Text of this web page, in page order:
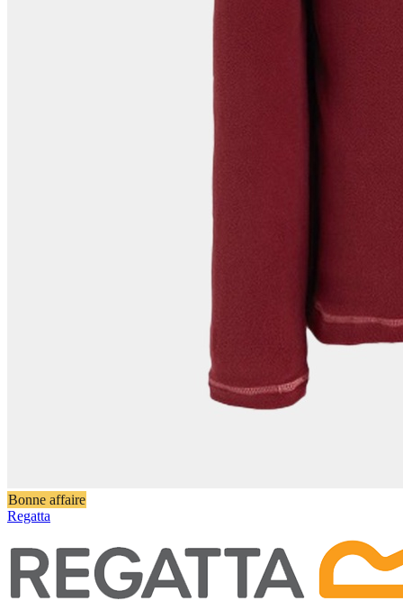
Bonne affaire
Regatta